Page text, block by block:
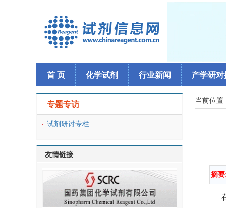
首 页 化学试剂 行业新闻 产学研对
专题专访
试剂研讨专栏
友情链接
当前位置
摘